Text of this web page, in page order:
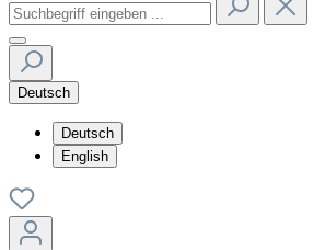
Deutsch
Deutsch
English